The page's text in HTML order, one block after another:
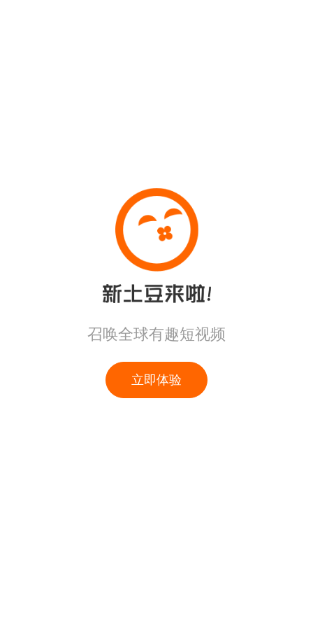
召唤全球有趣短视频
立即体验